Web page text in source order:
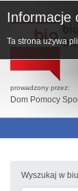
prowadzony przez:
Dom Pomocy
Wyszukaj w
Informacje
Ta strona używa